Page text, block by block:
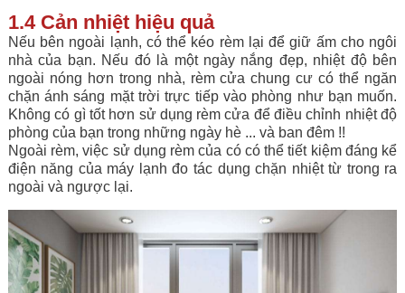
1.4 Cản nhiệt hiệu quả
Nếu bên ngoài lạnh, có thể kéo rèm lại để giữ ấm cho ngôi
nhà của bạn. Nếu đó là một ngày nắng đẹp, nhiệt độ bên
ngoài nóng hơn trong nhà, rèm cửa chung cư có thể ngăn
chặn ánh sáng mặt trời trực tiếp vào phòng như bạn muốn.
Không có gì tốt hơn sử dụng rèm cửa để điều chỉnh nhiệt độ
phòng của bạn trong những ngày hè ... và ban đêm !!
Ngoài rèm, việc sử dụng rèm của có có thể tiết kiệm đáng kể
điện năng của máy lạnh đo tác dụng chặn nhiệt từ trong ra
ngoài và ngược lại.